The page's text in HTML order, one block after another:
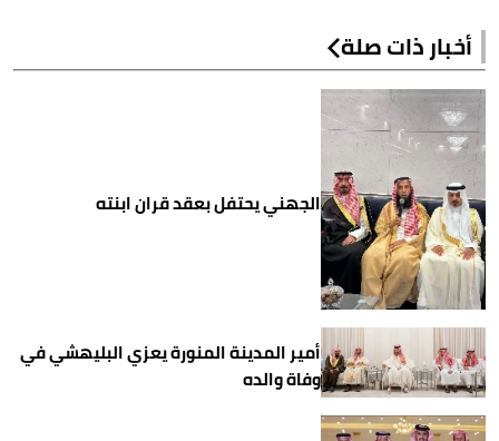
أخبار ذات صلة
الجهني يحتفل بعقد قران ابنته
أمير المدينة المنورة يعزي البليهشي في
وفاة والده